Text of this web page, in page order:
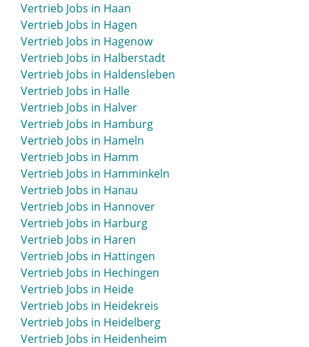
Vertrieb Jobs in Gotha
Vertrieb Jobs in Göttingen
Vertrieb Jobs in Greifswald
Vertrieb Jobs in Greiz
Vertrieb Jobs in Greven
Vertrieb Jobs in Grevenbroich
Vertrieb Jobs in Grevesmühlen
Vertrieb Jobs in Grimma
Vertrieb Jobs in Grimmen
Vertrieb Jobs in Grömitz
Vertrieb Jobs in Gronau
Vertrieb Jobs in Großenhain
Vertrieb Jobs in Großröhrsdorf
Vertrieb Jobs in Grünstadt
Vertrieb Jobs in Guben
Vertrieb Jobs in Gummersbach
Vertrieb Jobs in Günzburg
Vertrieb Jobs in Gunzenhausen
Vertrieb Jobs in Güstrow
Vertrieb Jobs in Gütersloh
Vertrieb Jobs in Haan
Vertrieb Jobs in Hagen
Vertrieb Jobs in Hagenow
Vertrieb Jobs in Halberstadt
Vertrieb Jobs in Haldensleben
Vertrieb Jobs in Halle
Vertrieb Jobs in Halver
Vertrieb Jobs in Hamburg
Vertrieb Jobs in Hameln
Vertrieb Jobs in Hamm
Vertrieb Jobs in Hamminkeln
Vertrieb Jobs in Hanau
Vertrieb Jobs in Hannover
Vertrieb Jobs in Harburg
Vertrieb Jobs in Haren
Vertrieb Jobs in Hattingen
Vertrieb Jobs in Hechingen
Vertrieb Jobs in Heide
Vertrieb Jobs in Heidekreis
Vertrieb Jobs in Heidelberg
Vertrieb Jobs in Heidenheim